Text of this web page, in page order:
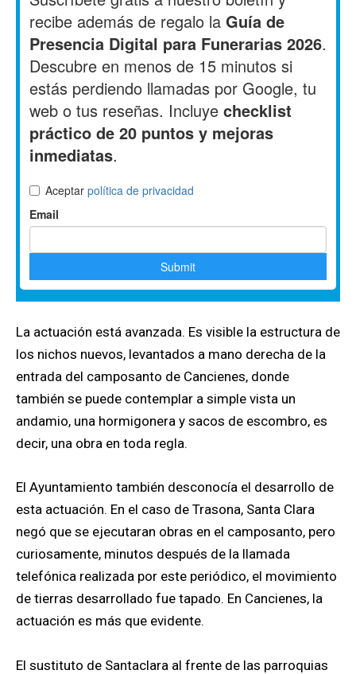
La actuación está avanzada. Es visible la estructura de
los nichos nuevos, levantados a mano derecha de la
entrada del camposanto de Cancienes, donde
también se puede contemplar a simple vista un
andamio, una hormigonera y sacos de escombro, es
decir, una obra en toda regla.
El Ayuntamiento también desconocía el desarrollo de
esta actuación. En el caso de Trasona, Santa Clara
negó que se ejecutaran obras en el camposanto, pero
curiosamente, minutos después de la llamada
telefónica realizada por este periódico, el movimiento
de tierras desarrollado fue tapado. En Cancienes, la
actuación es más que evidente.
El sustituto de Santaclara al frente de las parroquias